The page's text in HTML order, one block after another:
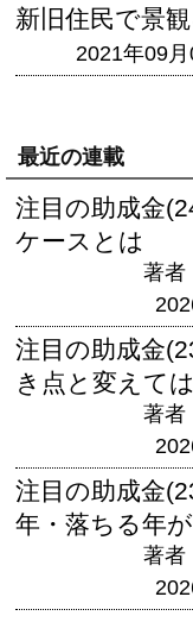
新旧住民で景
2021年09
最近の連載
注目の助成金
ケースとは
著者
注目の助成金
き点と変えて
著者
注目の助成金
年・落ちる年
著者